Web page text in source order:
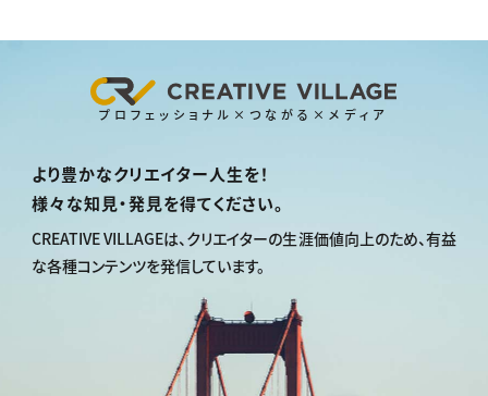
プロフェッショナル×つながる×メディア
より豊かなクリエイター人生を！
様々な知見・発見を得てください。
CREATIVE VILLAGEは、クリエイターの生涯価値向上のため、有益
な各種コンテンツを発信しています。